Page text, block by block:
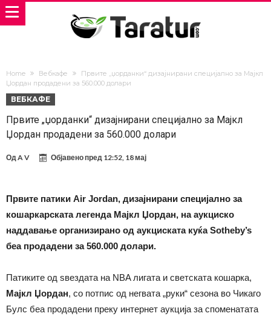
Home Вебкафе
Првите „џорданки“ дизајнирани специјално за Мајкл
Џордан продадени за 560.000 долари
ВЕБКАФЕ
Првите „џорданки“ дизајнирани специјално за Мајкл
Џордан продадени за 560.000 долари
ОдA V Објавено пред 12:52, 18 мај
Првите патики Air Jordan, дизајнирани специјално за
кошаркарската легенда Мајкл Џордан, на аукциско
наддавање организирано од аукциската куќа Sotheby’s
беа продадени за 560.000 долари.
Патиките од ѕвездата на NBA лигата и светската кошарка,
Мајкл Џордан, со потпис од негвата „руки“ сезона во Чикаго
Булс беа продадени преку интернет аукција за споменатата